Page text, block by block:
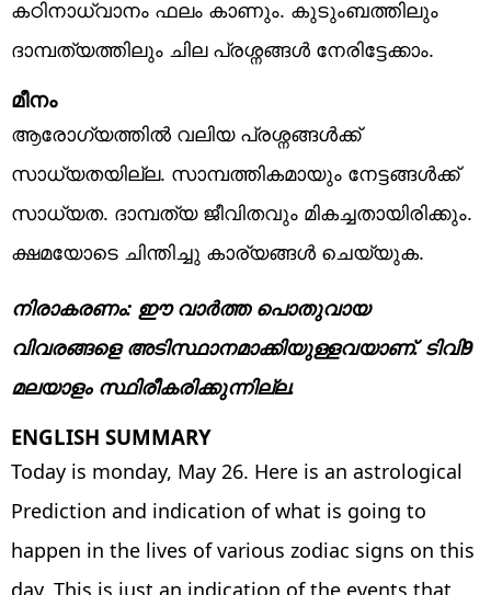
കഠിനാധ്വാനം ഫലം കാണും. കുടുംബത്തിലും
ദാമ്പത്യത്തിലും ചില പ്രശ്നങ്ങൾ നേരിട്ടേക്കാം.
മീനം
ആരോഗ്യത്തിൽ വലിയ പ്രശ്നങ്ങൾക്ക്
സാധ്യതയില്ല. സാമ്പത്തികമായും നേട്ടങ്ങൾക്ക്
സാധ്യത. ദാമ്പത്യ ജീവിതവും മികച്ചതായിരിക്കും.
ക്ഷമയോടെ ചിന്തിച്ചു കാര്യങ്ങൾ ചെയ്യുക.
നിരാകരണം: ഈ വാർത്ത പൊതുവായ
വിവരങ്ങളെ അടിസ്ഥാനമാക്കിയുള്ളവയാണ്. ടിവി9
മലയാളം സ്ഥിരീകരിക്കുന്നില്ല.
ENGLISH SUMMARY
Today is monday, May 26. Here is an astrological
Prediction and indication of what is going to
happen in the lives of various zodiac signs on this
day. This is just an indication of the events that